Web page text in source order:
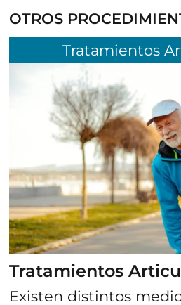
OTROS
Tratamientos
Tratamientos
Existen distintos